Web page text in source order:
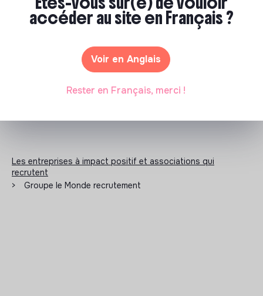
Documents
N'a pas encore communiqué de documents de
Les entreprises à impact positif et associations qui
recrutent
>
Groupe le Monde recrutement
accéder au site en Français ?
Voir en Anglais
Rester en Français, merci !